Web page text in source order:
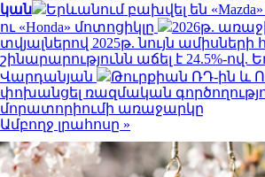
կան
Երևանում բախվել են
ու «Honda» մոտոցիկլը
2026թ.
տվյալներով 2025թ. նույն
շինարարությունն աճել է 24.5%-ով.
Վարդանյան
Թուրքիան ՌԴ-ին և
փոխանցել ռազմական
մորատորիումի առաջարկը
Ամբողջ լրահոսը »